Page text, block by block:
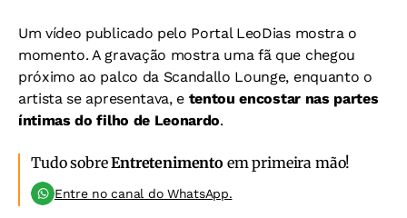
Um vídeo publicado pelo Portal LeoDias mostra o
momento. A gravação mostra uma fã que chegou
próximo ao palco da Scandallo Lounge, enquanto o
artista se apresentava, e tentou encostar nas partes
íntimas do filho de Leonardo.
Tudo sobreEntretenimento em primeira mão!
Entre no canal do WhatsApp.